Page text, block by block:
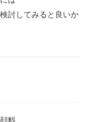
討してみると良いか
料